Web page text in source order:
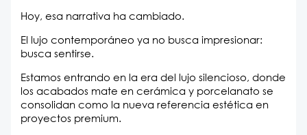
Hoy, esa narrativa ha cambiado.
El lujo contemporáneo ya no busca impresionar:
busca sentirse.
Estamos entrando en la era del lujo silencioso, donde
los acabados mate en cerámica y porcelanato se
consolidan como la nueva referencia estética en
proyectos premium.